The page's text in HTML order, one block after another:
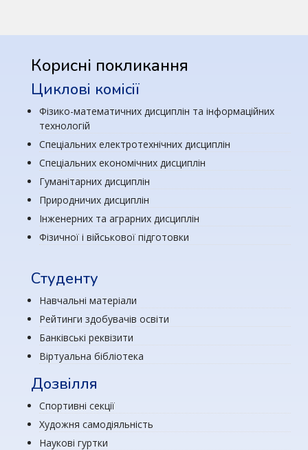
Корисні покликання
Циклові комісії
Фізико-математичних дисциплін та інформаційних
технологій
Спеціальних електротехнічних дисциплін
Спеціальних економічних дисциплін
Гуманітарних дисциплін
Природничих дисциплін
Інженерних та аграрних дисциплін
Фізичної і військової підготовки
Студенту
Навчальні матеріали
Рейтинги здобувачів освіти
Банківські реквізити
Віртуальна бібліотека
Дозвілля
Спортивні секції
Художня самодіяльність
Наукові гуртки